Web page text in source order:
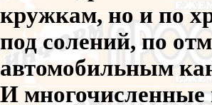
кружкам, но и по
под солений, по
автомобильным
И